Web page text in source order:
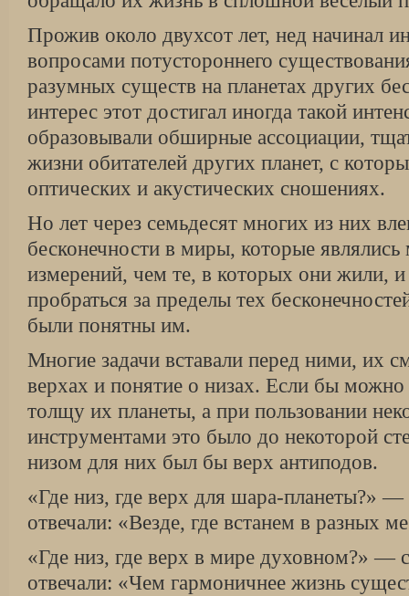
Прожив около двухсот лет, нед начинал
вопросами потустороннего
разумных существ на планетах других
интерес этот достигал иногда такой
образовывали обширные ассоциации,
жизни обитателей других планет, с
оптических и акустических сношениях.
Но лет через семьдесят многих из них
бесконечности в миры, которые
измерений, чем те, в которых они жили,
пробраться за пределы тех
были понятны им.
Многие задачи вставали перед ними, их
верхах и понятие о низах. Если бы можно
толщу их планеты, а при пользовании
инструментами это было до некоторой
низом для них был бы верх антиподов.
«Где низ, где верх для шара-планеты?»
отвечали: «Везде, где встанем в разных
«Где низ, где верх в мире духовном?» —
отвечали: «Чем гармоничнее жизнь